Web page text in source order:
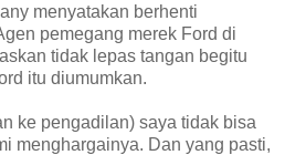
menyatakan berhenti
pemegang merek Ford di
tidak lepas tangan begitu
itu diumumkan.
ke pengadilan) saya tidak bisa
menghargainya. Dan yang pasti,